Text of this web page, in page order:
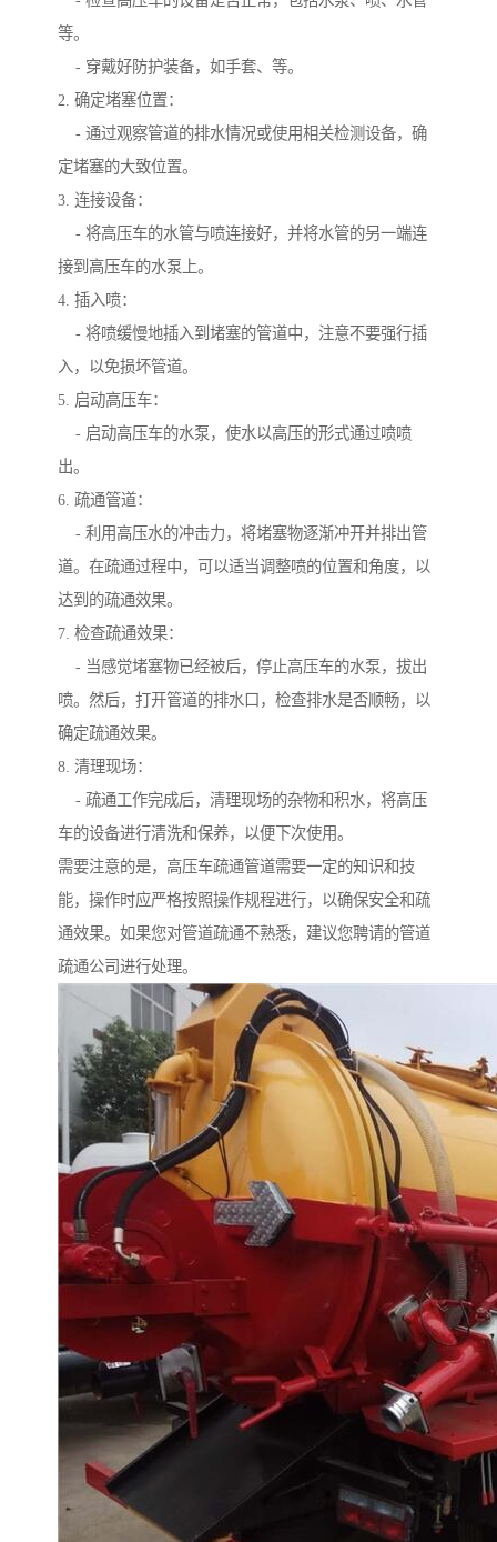
等。
- 穿戴好防护装备，如手套、等。
2. 确定堵塞位置：
- 通过观察管道的排水情况或使用相关检测设备，确
定堵塞的大致位置。
3. 连接设备：
- 将高压车的水管与喷连接好，并将水管的另一端连
接到高压车的水泵上。
4. 插入喷：
- 将喷缓慢地插入到堵塞的管道中，注意不要强行插
入，以免损坏管道。
5. 启动高压车：
- 启动高压车的水泵，使水以高压的形式通过喷喷
出。
6. 疏通管道：
- 利用高压水的冲击力，将堵塞物逐渐冲开并排出管
道。在疏通过程中，可以适当调整喷的位置和角度，以
达到的疏通效果。
7. 检查疏通效果：
- 当感觉堵塞物已经被后，停止高压车的水泵，拔出
喷。然后，打开管道的排水口，检查排水是否顺畅，以
确定疏通效果。
8. 清理现场：
- 疏通工作完成后，清理现场的杂物和积水，将高压
车的设备进行清洗和保养，以便下次使用。
需要注意的是，高压车疏通管道需要一定的知识和技
能，操作时应严格按照操作规程进行，以确保安全和疏
通效果。如果您对管道疏通不熟悉，建议您聘请的管道
疏通公司进行处理。